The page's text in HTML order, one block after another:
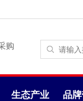
购
生态产业 品